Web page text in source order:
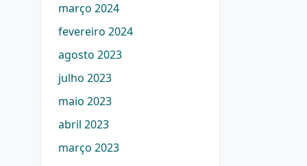
março 2024
fevereiro 2024
agosto 2023
julho 2023
maio 2023
abril 2023
março 2023